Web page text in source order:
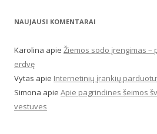
NAUJAUSI KOMENTARAI
Karolina apie Žiemos sodo įrengimas –
erdvę
Vytas apie Internetinių įrankių
Simona apie Apie pagrindines šeimos
vestuves